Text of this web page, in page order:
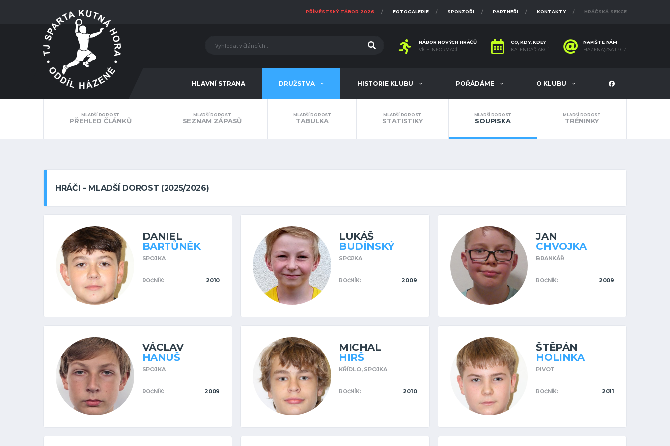
PŘÍMĚSTSKÝ TÁBOR 2026 FOTOGALERIE SPONZOŘI PARTNEŘI KONTAKTY HRÁČSKÁ SEKCE
NÁBOR NOVÝCH HRÁČŮ
VÍCE INFORMACÍ
CO, KDY, KDE?
KALENDÁŘ AKCÍ
NAPIŠTE NÁM
HAZENA@SAJP.CZ
HLAVNÍ STRANA DRUŽSTVA HISTORIE KLUBU POŘÁDÁME O KLUBU
MLADŠÍ DOROST
PŘEHLED ČLÁNKŮ
MLADŠÍ DOROST
SEZNAM ZÁPASŮ
MLADŠÍ DOROST
TABULKA
MLADŠÍ DOROST
STATISTIKY
MLADŠÍ DOROST
SOUPISKA
MLADŠÍ DOROST
TRÉNINKY
HRÁČI - MLADŠÍ DOROST (2025/2026)
DANIEL
BARTŮNĚK
SPOJKA
ROČNÍK: 2010
LUKÁŠ
BUDÍNSKÝ
SPOJKA
ROČNÍK: 2009
JAN
CHVOJKA
BRANKÁŘ
ROČNÍK: 2009
VÁCLAV
HANUŠ
SPOJKA
ROČNÍK: 2009
MICHAL
HIRŠ
KŘÍDLO, SPOJKA
ROČNÍK: 2010
ŠTĚPÁN
HOLINKA
PIVOT
ROČNÍK: 2011